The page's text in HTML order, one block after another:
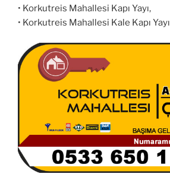
• Korkutreis Mahallesi Kapı Yayı,
• Korkutreis Mahallesi Kale Kapı Yayı